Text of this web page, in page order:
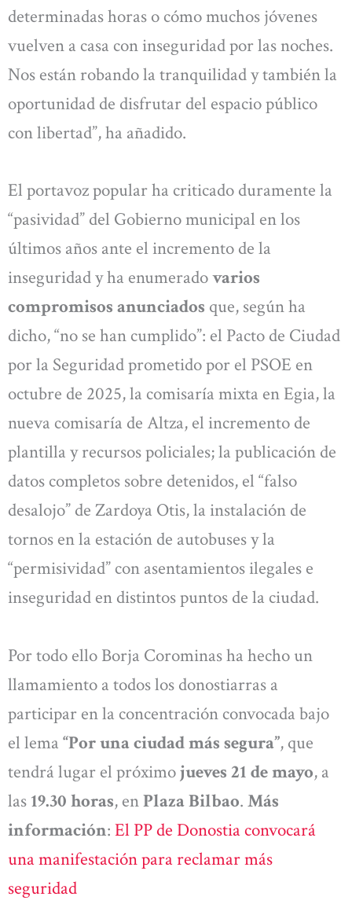
determinadas horas o cómo muchos jóvenes
vuelven a casa con inseguridad por las noches.
Nos están robando la tranquilidad y también la
oportunidad de disfrutar del espacio público
con libertad”, ha añadido.
El portavoz popular ha criticado duramente la
“pasividad” del Gobierno municipal en los
últimos años ante el incremento de la
inseguridad y ha enumeradovarios
compromisos anunciados que, según ha
dicho, “no se han cumplido”: el Pacto de Ciudad
por la Seguridad prometido por el PSOE en
octubre de 2025, la comisaría mixta en Egia, la
nueva comisaría de Altza, el incremento de
plantilla y recursos policiales; la publicación de
datos completos sobre detenidos, el “falso
desalojo” de Zardoya Otis, la instalación de
tornos en la estación de autobuses y la
“permisividad” con asentamientos ilegales e
inseguridad en distintos puntos de la ciudad.
Por todo ello Borja Corominas ha hecho un
llamamiento a todos los donostiarras a
participar en la concentración convocada bajo
el lema “Por una ciudad más segura”, que
tendrá lugar el próximojueves 21 de mayo, a
las 19.30 horas, enPlaza Bilbao. Más
información: El PP de Donostia convocará
una manifestación para reclamar más
seguridad